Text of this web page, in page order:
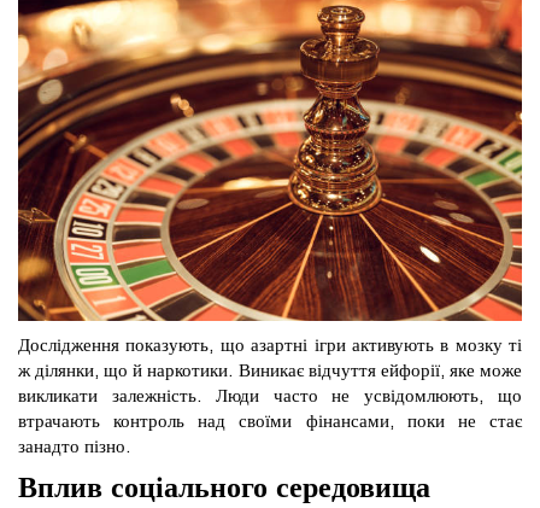
Дослідження показують, що азартні ігри активують в мозку ті
ж ділянки, що й наркотики. Виникає відчуття ейфорії, яке може
викликати залежність. Люди часто не усвідомлюють, що
втрачають контроль над своїми фінансами, поки не стає
занадто пізно.
Вплив соціального середовища